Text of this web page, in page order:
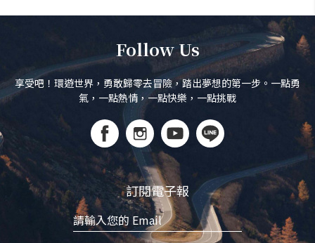
Follow Us
享受吧！環遊世界，勇敢歸零去冒險，踏出夢想的第一步。一點勇
氣，一點熱情，一點快樂，一點挑戰
訂閱電子報